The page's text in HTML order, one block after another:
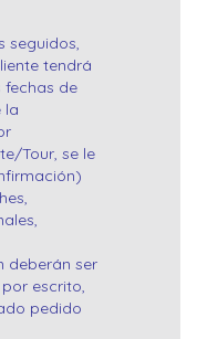
seguidos,
tendrá
fechas de
la
Tour, se le
deberán ser
escrito,
pedido